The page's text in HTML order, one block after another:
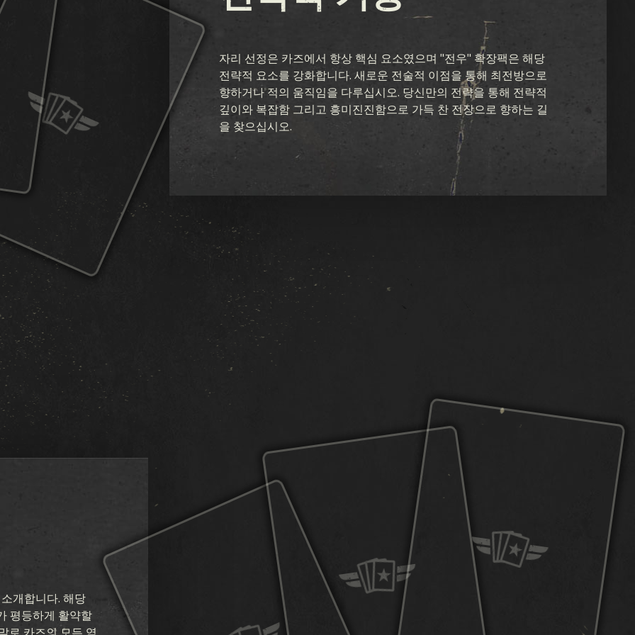
자리 선정은 카즈에서 항상 핵심 요소였으며 "전우" 확장팩은 해당
전략적 요소를 강화합니다. 새로운 전술적 이점을 통해 최전방으로
향하거나 적의 움직임을 다루십시오. 당신만의 전략을 통해 전략적
깊이와 복잡함 그리고 흥미진진함으로 가득 찬 전장으로 향하는 길
을 찾으십시오.
개합니다. 해당
평등하게 활약할
피와 강철
비밀 작전
겨울 전쟁
전우
군단
돌파작전
전쟁
충성
자원